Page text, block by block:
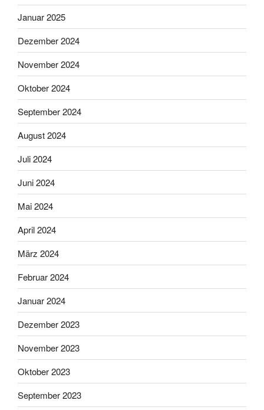
Januar 2025
Dezember 2024
November 2024
Oktober 2024
September 2024
August 2024
Juli 2024
Juni 2024
Mai 2024
April 2024
März 2024
Februar 2024
Januar 2024
Dezember 2023
November 2023
Oktober 2023
September 2023